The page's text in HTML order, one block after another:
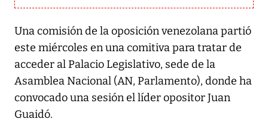
Una comisión de la oposición venezolana partió
este miércoles en una comitiva para tratar de
acceder al Palacio Legislativo, sede de la
Asamblea Nacional (AN, Parlamento), donde ha
convocado una sesión el líder opositor Juan
Guaidó.